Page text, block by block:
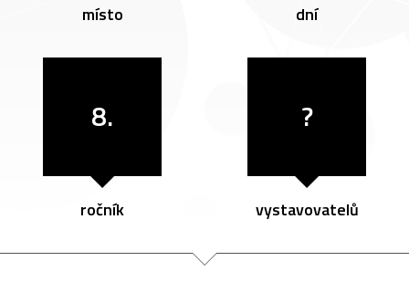
místo dní
8.
ročník
?
vystavovatelů